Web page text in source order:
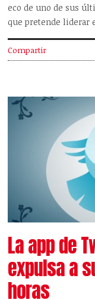
eco de uno de sus
que pretende liderar
Compartir
La app de
expulsa a
horas